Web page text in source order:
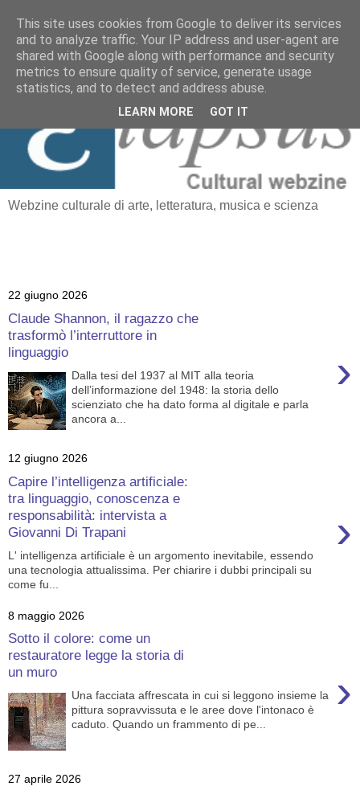
≡ Elapsus
Webzine culturale di arte, letteratura, musica e scienza
22 giugno 2026
Claude Shannon, il ragazzo che
trasformò l’interruttore in
linguaggio
›
Dalla tesi del 1937 al MIT alla teoria
dell’informazione del 1948: la storia dello
scienziato che ha dato forma al digitale e parla
ancora a...
12 giugno 2026
Capire l’intelligenza artificiale:
tra linguaggio, conoscenza e
responsabilità: intervista a
Giovanni Di Trapani
›
L' intelligenza artificiale è un argomento inevitabile, essendo
una tecnologia attualissima. Per chiarire i dubbi principali su
come fu...
8 maggio 2026
Sotto il colore: come un
restauratore legge la storia di
un muro
›
Una facciata affrescata in cui si leggono insieme la
pittura sopravvissuta e le aree dove l'intonaco è
caduto. Quando un frammento di pe...
27 aprile 2026
This site uses cookies from Google to deliver its services
and to analyze traffic. Your IP address and user-agent are
shared with Google along with performance and security
metrics to ensure quality of service, generate usage
statistics, and to detect and address abuse.
LEARN MORE GOT IT